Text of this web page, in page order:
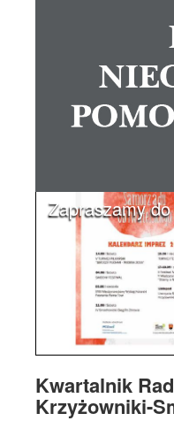
Zapraszamy
Kwartalnik
Krzyżowniki-